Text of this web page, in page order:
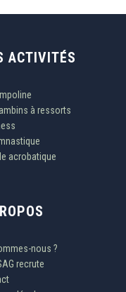
ACTIVITÉS
à ressorts
acrobatique
nous ?
recrute